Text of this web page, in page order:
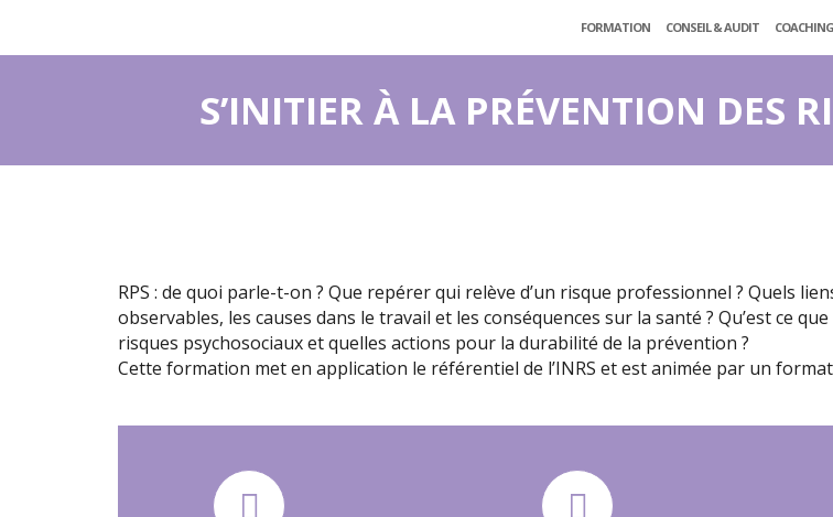
FORMATION CONSEIL & AUDIT COACHING
S’INITIER À LA PRÉVENTION DES
RPS : de quoi parle-t-on ? Que repérer qui relève d’un risque professionnel ? Quels
observables, les causes dans le travail et les conséquences sur la santé ? Qu’est ce
risques psychosociaux et quelles actions pour la durabilité de la prévention ?
Cette formation met en application le référentiel de l’INRS et est animée par un